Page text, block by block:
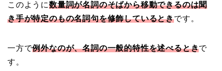
このように数量詞が名詞のそばから移動できるのは聞
き手が特定のもの名詞句を修飾しているときです。
一方で例外なのが、名詞の一般的特性を述べるときで
す。